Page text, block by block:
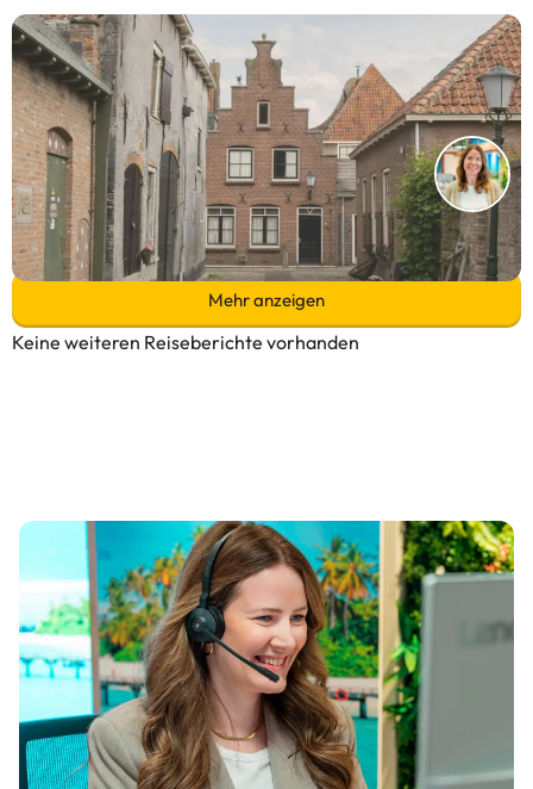
Entspannung und Abenteuer am Veluwemeer
Zum Reisebericht
Mehr anzeigen
Keine weiteren Reiseberichte vorhanden